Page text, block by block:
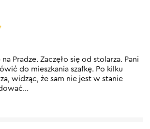
Pradze. Zaczęło się od stolarza. Pani
do mieszkania szafkę. Po kilku
widząc, że sam nie jest w stanie
…